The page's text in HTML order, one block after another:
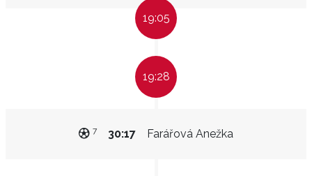
19:05
19:28
Farářová Anežka
30:17
7